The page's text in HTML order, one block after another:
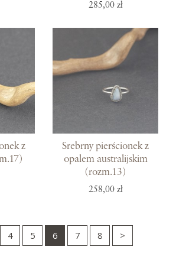
285,00 zł
z
Srebrny pierścionek z
opalem australijskim
(rozm.13)
258,00 zł
4 5 6 7 8 >